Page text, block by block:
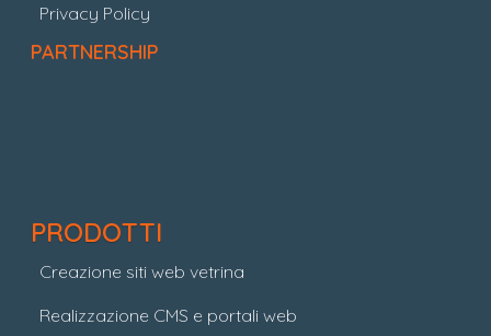
Privacy Policy
PARTNERSHIP
PRODOTTI
Creazione siti web vetrina
Realizzazione CMS e portali web